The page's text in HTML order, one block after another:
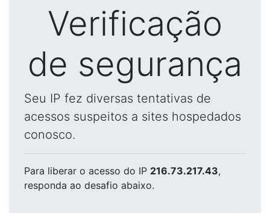
Verificação
de segurança
Seu IP fez diversas tentativas de
acessos suspeitos a sites hospedados
conosco.
Para liberar o acesso do IP 216.73.217.43,
responda ao desafio abaixo.